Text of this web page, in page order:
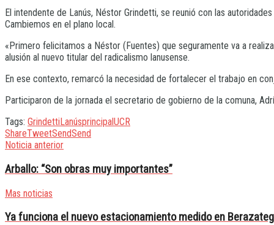
El intendente de Lanús, Néstor Grindetti, se reunió con las
Cambiemos en el plano local.
«Primero felicitamos a Néstor (Fuentes) que seguramente va a
alusión al nuevo titular del radicalismo lanusense.
En ese contexto, remarcó la necesidad de fortalecer el trabajo en
Participaron de la jornada el secretario de gobierno de la comuna,
Tags: Grindetti LanúsprincipalUCR
ShareTweetSendSend
Noticia anterior
Arballo: “Son obras muy importantes”
Mas noticias
Ya funciona el nuevo estacionamiento medido en